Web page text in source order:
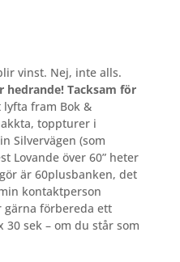
vinst. Nej, inte alls.
hedrande! Tacksam för
lyfta fram Bok &
toppturer i
Silvervägen (som
Lovande över 60” heter
är 60plusbanken, det
kontaktperson
gärna förbereda ett
sek – om du står som